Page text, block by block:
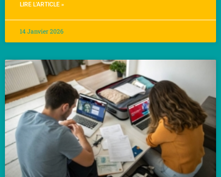
LIRE L'ARTICLE »
14 Janvier 2026